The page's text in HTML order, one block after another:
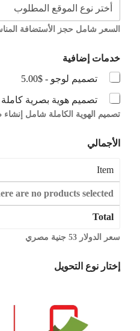
السعر شامل حجز الأستضافة
خدمات إضافية
تصميم لوجو -$5.00
تصميم هوية بصرية
تصميم الهوية الكاملة شامل
الأجمالي
Item
are no products selected.
Total
سعر الدولار 53 جنية مصري
إختار نوع التحويل